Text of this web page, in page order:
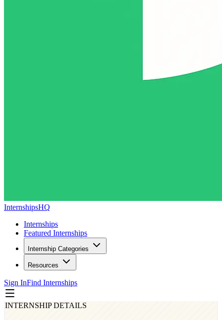
InternshipsHQ
Internships
Featured Internships
Internship Categories
Resources
Sign InFind Internships
INTERNSHIP DETAILS